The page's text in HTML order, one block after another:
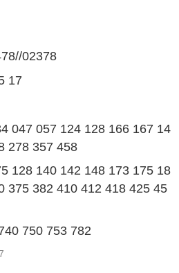
02378
17
047 057 124 128 166 167 14
278 357 458
128 140 142 148 173 175 18
375 382 410 412 418 425 45
750 753 782